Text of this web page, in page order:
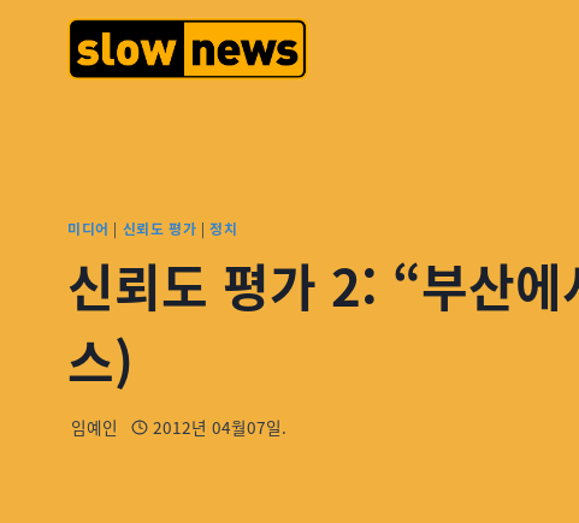
미디어 | 신뢰도 평가 | 정치
신뢰도 평가 2: “부산에
스)
임예인 2012년 04월07일.